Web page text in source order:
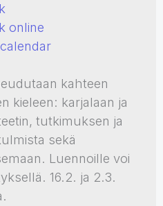
online
kahteen
kieleen: karjalaan ja
tutkimuksen ja
sekä
Luennoille voi
16.2. ja 2.3.